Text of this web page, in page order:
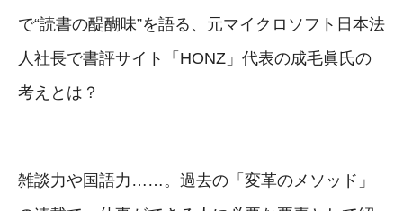
で“読書の醍醐味”を語る、元マイクロソフト日本法
人社長で書評サイト「HONZ」代表の成毛眞氏の
考えとは？
雑談力や国語力……。過去の「変革のメソッド」